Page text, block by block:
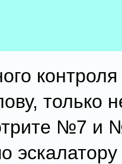
контроля
только
№7 и
эскалатору